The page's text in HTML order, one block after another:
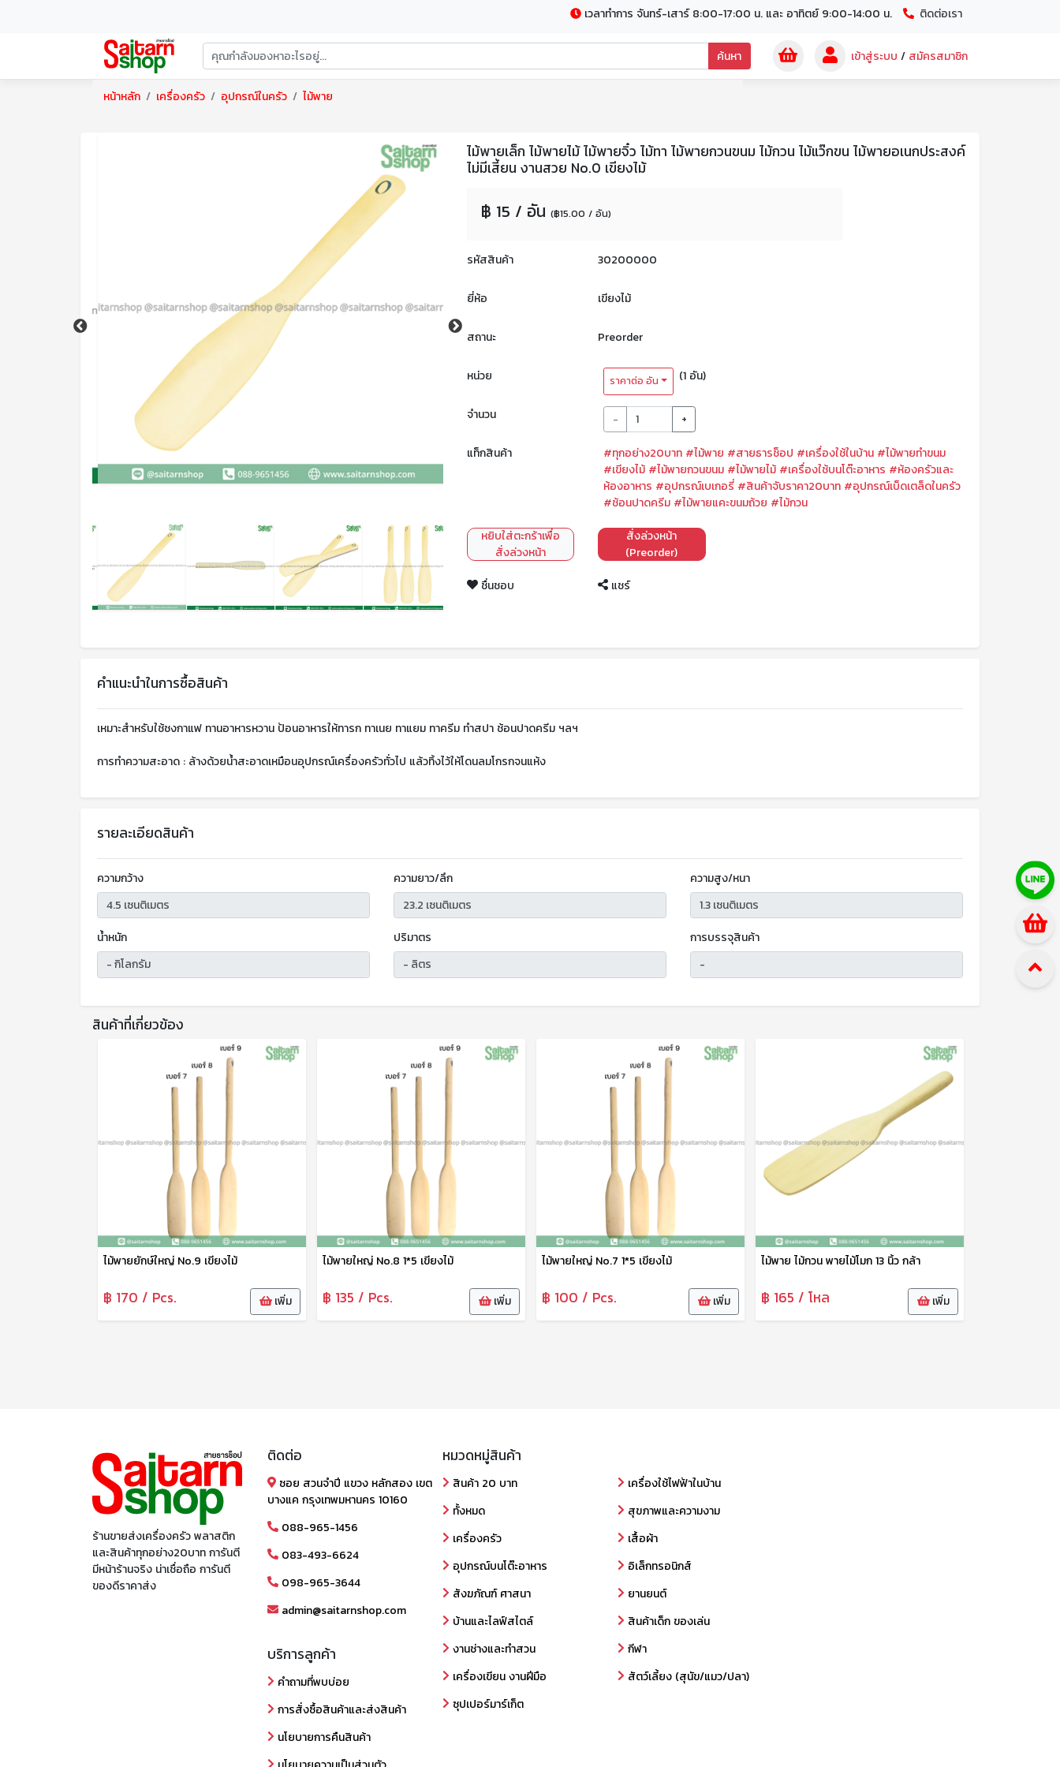
เวลาทำการ จันทร์-เสาร์ 8:00-17:00 น. และ อาทิตย์ 9:00-14:00 น. ติดต่อเรา
ค้นหา เข้าสู่ระบบ / สมัครสมาชิก
หน้าหลัก เครื่องครัว อุปกรณ์ในครัว ไม้พาย
ไม้พายเล็ก ไม้พายไม้ ไม้พายจิ๋ว ไม้ทา ไม้พายกวนขนม ไม้กวน ไม้แว๊กขน ไม้พายอเนกประสงค์
ไม่มีเสี้ยน งานสวย No.0 เขียงไม้
฿ 15 / อัน (฿15.00 / อัน)
รหัสสินค้า 30200000
ยี่ห้อ เขียงไม้
สถานะ Preorder
หน่วย ราคาต่อ อัน (1 อัน)
จำนวน - +
แท็กสินค้า #ทุกอย่าง20บาท #ไม้พาย #สายธารช็อป #เครื่องใช้ในบ้าน #ไม้พายทำขนม
#เขียงไม้ #ไม้พายกวนขนม #ไม้พายไม้ #เครื่องใช้บนโต๊ะอาหาร #ห้องครัวและ
ห้องอาหาร #อุปกรณ์เบเกอรี่ #สินค้าจับราคา20บาท #อุปกรณ์เบ็ดเตล็ดในครัว
#ช้อนปาดครีม #ไม้พายแคะขนมถ้วย #ไม้กวน
หยิบใส่ตะกร้าเพื่อ
สั่งล่วงหน้า
สั่งล่วงหน้า
(Preorder)
ชื่นชอบ
แชร์
คำแนะนำในการซื้อสินค้า
เหมาะสำหรับใช้ชงกาแฟ ทานอาหารหวาน ป้อนอาหารให้ทารก ทาเนย ทาแยม ทาครีม ทำสปา ช้อนปาดครีม ฯลฯ
การทำความสะอาด : ล้างด้วยน้ำสะอาดเหมือนอุปกรณ์เครื่องครัวทั่วไป แล้วทิ้งไว้ให้โดนลมโกรกจนแห้ง
รายละเอียดสินค้า
ความกว้าง ความยาว/ลึก ความสูง/หนา
น้ำหนัก ปริมาตร การบรรจุสินค้า
สินค้าที่เกี่ยวข้อง
ไม้พายยักษ์ใหญ่ No.9 เขียงไม้
฿ 170 / Pcs. เพิ่ม
ไม้พายใหญ่ No.8 1*5 เขียงไม้
฿ 135 / Pcs. เพิ่ม
ไม้พายใหญ่ No.7 1*5 เขียงไม้
฿ 100 / Pcs. เพิ่ม
ไม้พาย ไม้กวน พายไม้โมก 13 นิ้ว กล้า
฿ 165 / โหล เพิ่ม
ร้านขายส่งเครื่องครัว พลาสติก
และสินค้าทุกอย่าง20บาท การันตี
มีหน้าร้านจริง น่าเชื่อถือ การันตี
ของดีราคาส่ง
ติดต่อ
ซอย สวนจำปี แขวง หลักสอง เขต
บางแค กรุงเทพมหานคร 10160
088-965-1456
083-493-6624
098-965-3644
admin@saitarnshop.com
บริการลูกค้า
คำถามที่พบบ่อย
การสั่งซื้อสินค้าและส่งสินค้า
นโยบายการคืนสินค้า
หมวดหมู่สินค้า
สินค้า 20 บาท
ทั้งหมด
เครื่องครัว
อุปกรณ์บนโต๊ะอาหาร
สังฆภัณฑ์ ศาสนา
บ้านและไลฟ์สไตล์
งานช่างและทำสวน
เครื่องเขียน งานฝีมือ
ซุปเปอร์มาร์เก็ต
เครื่องใช้ไฟฟ้าในบ้าน
สุขภาพและความงาม
เสื้อผ้า
อิเล็กทรอนิกส์
ยานยนต์
สินค้าเด็ก ของเล่น
กีฬา
สัตว์เลี้ยง (สุนัข/แมว/ปลา)